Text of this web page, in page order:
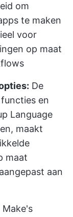
om
te maken
voor
op maat
De
en
Language
maakt
maat
aan
Make's